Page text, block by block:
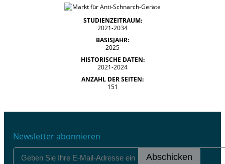
STUDIENZEITRAUM:
2021-2034
BASISJAHR:
2025
HISTORISCHE DATEN:
2021-2024
ANZAHL DER SEITEN:
151
Newsletter abonnieren
Abschicken